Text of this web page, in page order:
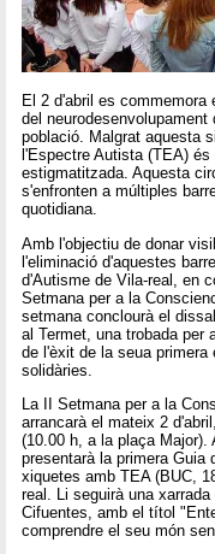
El 2 d'abril es
del
població. Malgrat aquesta
l'Espectre Autista (TEA)
estigmatitzada. Aquesta
s'enfronten a múltiples
quotidiana.
Amb l'objectiu de donar
l'eliminació d'aquestes
d'Autisme de Vila-real, en
Setmana per a la
setmana conclourà el
al Termet, una trobada per
de l'èxit de la seua
solidàries.
La II Setmana per a la
arrancarà el mateix 2
(10.00 h, a la plaça
presentarà la primera Guia
xiquetes amb TEA (BUC,
real. Li seguirà una
Cifuentes, amb el títol
comprendre el seu món